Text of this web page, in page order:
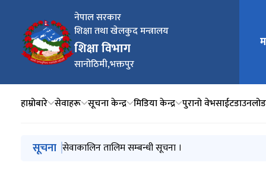
नेपाल सरकार
शिक्षा तथा खेलकुद मन्त्रालय
शिक्षा विभाग
सानोठिमी,भक्तपुर
मुख्य
हाम्रोबारे सेवाहरू सूचना केन्द्र मिडिया केन्द्र पुरानो वेभसाईट
मुख्य नेभिगेसनमा जानुहोस्
सूचना विद्यार्थी विवरण सत्यापन गर्ने सम्बन्धमा ।
सूची दर्ता गराउने सम्बन्धि सूचना ।
सेवाकालिन तालिम सम्बन्धी सूचना ।
नपुग तलब भत्ता सम्बन्धमा ।
मनसुनजन्य विपद्को क्षति न्यूनीकरण तथा पुनर्लाभका लागि